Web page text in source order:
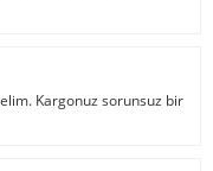
Kargonuz sorunsuz bir